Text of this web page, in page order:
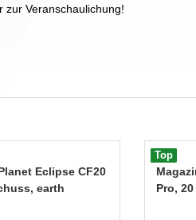
zur Veranschaulichung!
Eclipse CF20
earth
Top
Pro,